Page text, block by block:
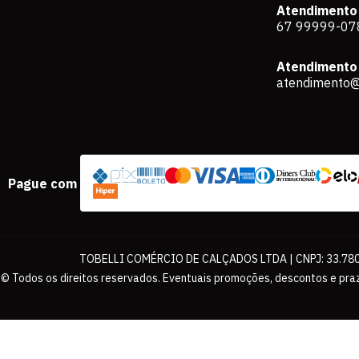
67 99999-
Atendimento
Pague com
TOBELLI COMÉRCIO DE CALÇADOS LTDA | CNPJ:
© Todos os direitos reservados. Eventuais promoções, descontos e